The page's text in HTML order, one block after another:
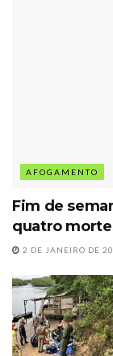
AFOGAMENTO
Fim de
quatro
2 DE JANEIRO DE